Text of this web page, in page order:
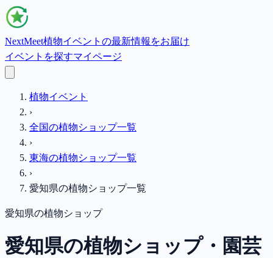
NextMeet植物イベントの最新情報をお届け
イベントを探すマイページ
植物イベント
›
全国の植物ショップ一覧
›
東海の植物ショップ一覧
›
愛知県の植物ショップ一覧
愛知県の植物ショップ
愛知県の植物ショップ・園芸